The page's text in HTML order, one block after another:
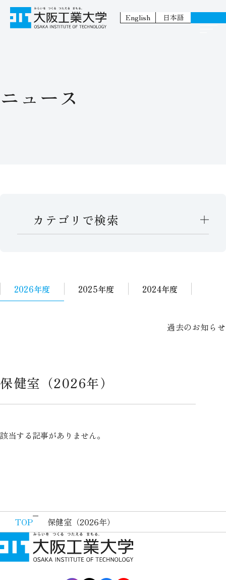
English 日本語
ニュース
カテゴリで検索
2026年度 2025年度 2024年度
保健室（2026年）
該当する記事がありません。
TOP 保健室（2026年）